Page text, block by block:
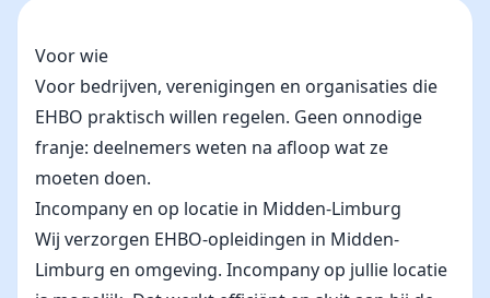
Voor wie
Voor bedrijven, verenigingen en organisaties die
EHBO praktisch willen regelen. Geen onnodige
franje: deelnemers weten na afloop wat ze
moeten doen.
Incompany en op locatie in Midden-Limburg
Wij verzorgen EHBO-opleidingen in Midden-
Limburg en omgeving. Incompany op jullie locatie